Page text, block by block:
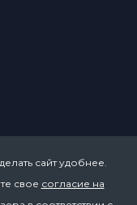
сайт удобнее.
свое согласие на